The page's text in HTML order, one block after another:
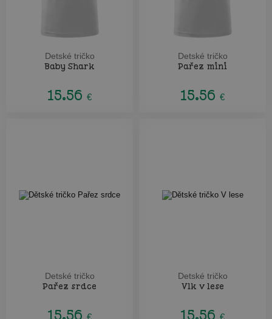
Detské tričko
Baby Shark
15.56 €
Detské tričko
Pařez mini
15.56 €
Detské tričko
Pařez srdce
Detské tričko
Vlk v lese